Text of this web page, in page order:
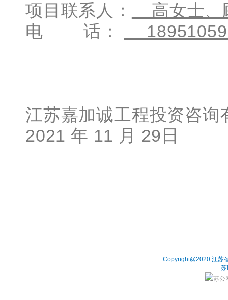
项目联系人：
高女
电 话：
江苏嘉加诚工程投资咨询
2021 年 11 月 29日
Copyright@2020 江苏
苏公